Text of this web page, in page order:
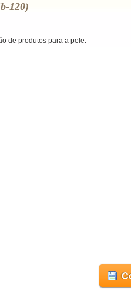
120)
de produtos para a pele.